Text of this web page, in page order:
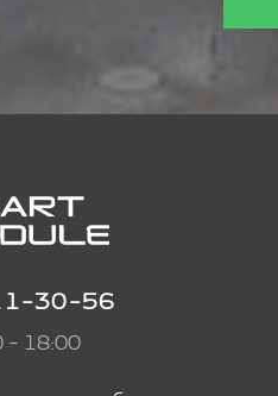
30-56
- 18:00